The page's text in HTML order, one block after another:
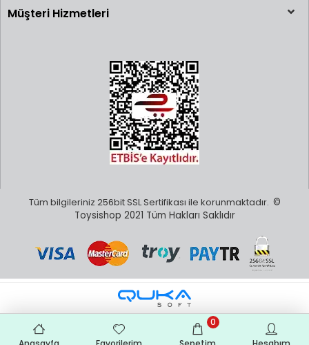
Müşteri Hizmetleri
Tüm bilgileriniz 256bit SSL Sertifikası ile korunmaktadır. ©
Toysishop 2021 Tüm Hakları Saklıdır
0